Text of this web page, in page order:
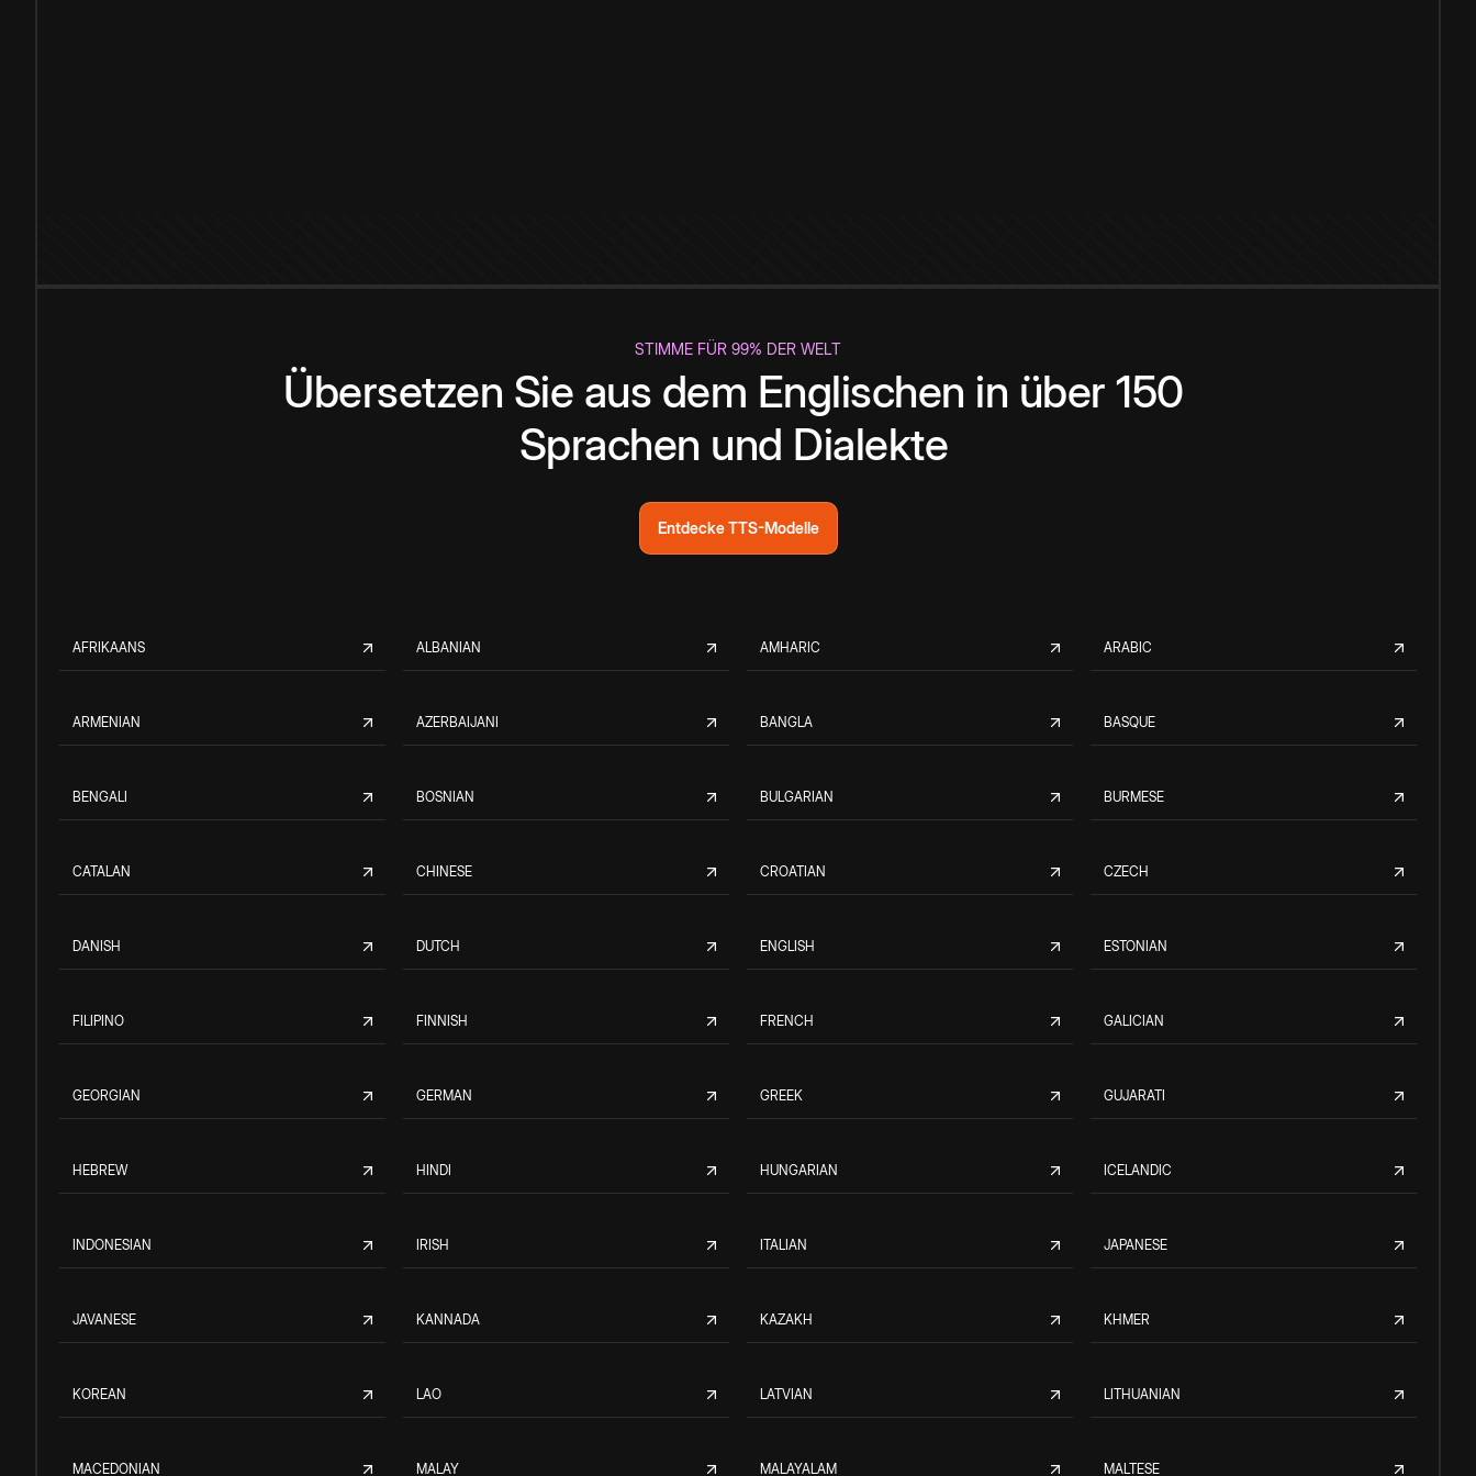
STIMME FÜR 99% DER WELT
Übersetzen Sie aus dem Englischen in über 150
Sprachen und Dialekte
Entdecke TTS-Modelle
AFRIKAANS ALBANIAN AMHARIC ARABIC
ARMENIAN AZERBAIJANI BANGLA BASQUE
BENGALI BOSNIAN BULGARIAN BURMESE
CATALAN CHINESE CROATIAN CZECH
DANISH DUTCH ENGLISH ESTONIAN
FILIPINO FINNISH FRENCH GALICIAN
GEORGIAN GERMAN GREEK GUJARATI
HEBREW HINDI HUNGARIAN ICELANDIC
INDONESIAN IRISH ITALIAN JAPANESE
JAVANESE KANNADA KAZAKH KHMER
KOREAN LAO LATVIAN LITHUANIAN
MACEDONIAN MALAY MALAYALAM MALTESE